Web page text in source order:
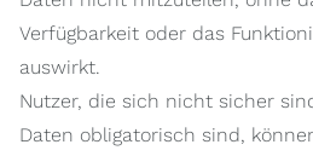
Verfügbarkeit oder das
auswirkt.
Nutzer, die sich nicht sicher
Daten obligatorisch sind,